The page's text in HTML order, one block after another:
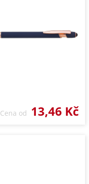
Cena od 13,46 Kč